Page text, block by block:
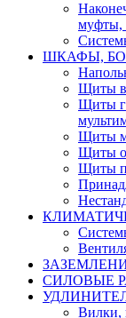
муфты,
ШКАФЫ,
Щиты
Щиты
Щиты
Щиты
Щиты
СИЛОВЫЕ
Вилки,